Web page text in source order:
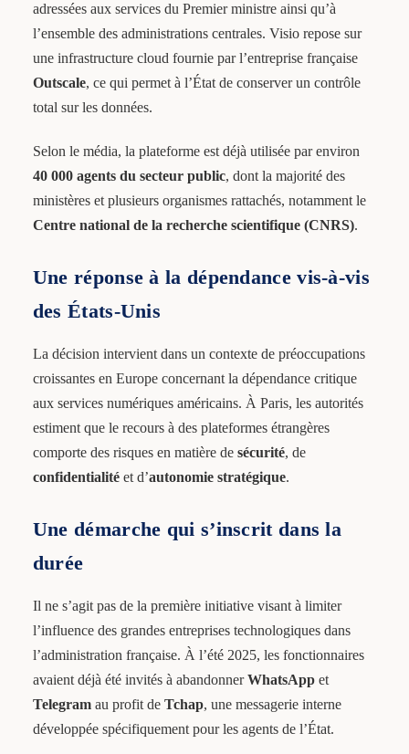
adressées aux services du Premier ministre ainsi qu’à
l’ensemble des administrations centrales. Visio repose sur
une infrastructure cloud fournie par l’entreprise française
Outscale, ce qui permet à l’État de conserver un contrôle
total sur les données.
Selon le média, la plateforme est déjà utilisée par environ
40 000 agents du secteur public, dont la majorité des
ministères et plusieurs organismes rattachés, notamment le
Centre national de la recherche scientifique (CNRS).
Une réponse à la dépendance vis-à-vis
des États-Unis
La décision intervient dans un contexte de préoccupations
croissantes en Europe concernant la dépendance critique
aux services numériques américains. À Paris, les autorités
estiment que le recours à des plateformes étrangères
comporte des risques en matière de sécurité, de
confidentialitéet d’autonomie stratégique.
Une démarche qui s’inscrit dans la
durée
Il ne s’agit pas de la première initiative visant à limiter
l’influence des grandes entreprises technologiques dans
l’administration française. À l’été 2025, les fonctionnaires
avaient déjà été invités à abandonnerWhatsAppet
Telegramau profit de Tchap, une messagerie interne
développée spécifiquement pour les agents de l’État.